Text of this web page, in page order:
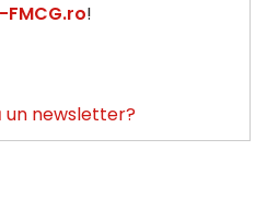
!
un newsletter?